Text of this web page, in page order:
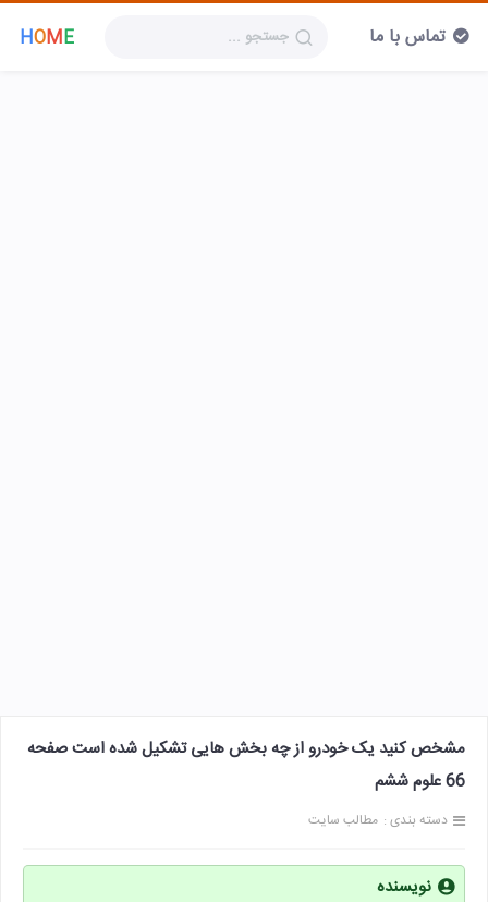
HOME تماس با ما
مشخص کنید یک خودرو از چه بخش هایی تشکیل شده است صفحه
66 علوم ششم
دسته بندی : مطالب سایت
نویسنده